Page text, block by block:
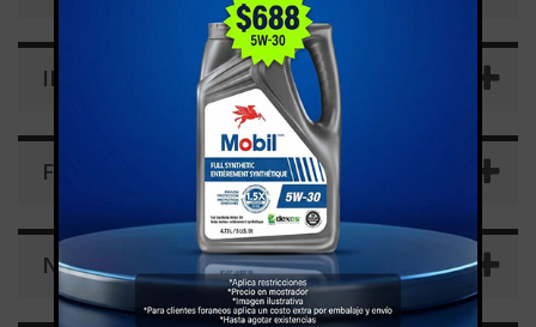
INFORMACIÓN
FABRICANTES
NOVEDADES